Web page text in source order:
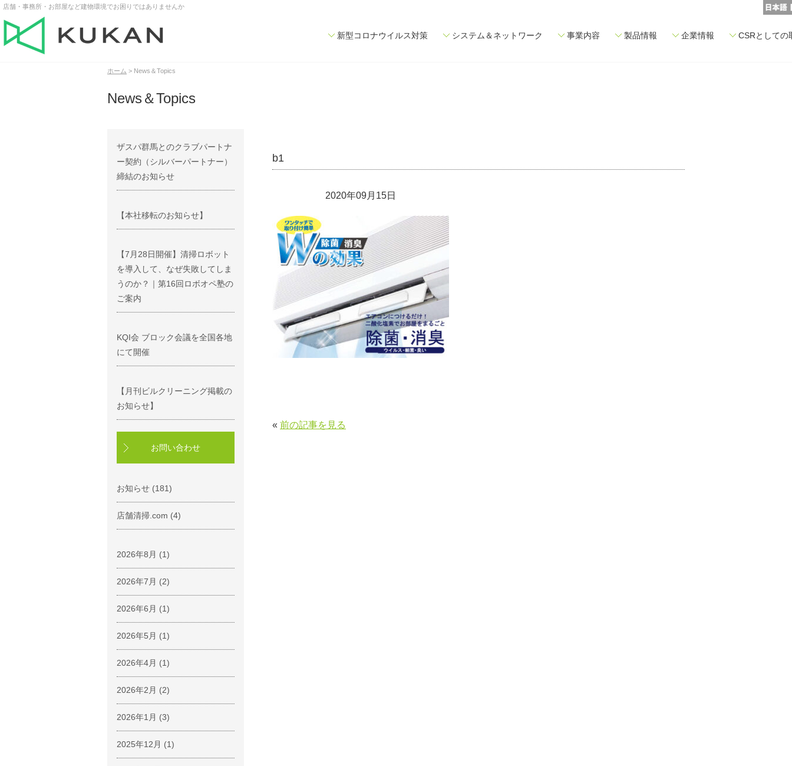
店舗・事務所・お部屋など建物環境でお困りではありませんか
新型コロナウイルス対策 システム＆ネットワーク 事業内容 製品情報 企業情報 CSRとしての
ホーム > News＆Topics
News＆Topics
b1
2020年09月15日
« 前の記事を見る
ザスパ群馬とのクラブパートナ
ー契約（シルバーパートナー）
締結のお知らせ
【本社移転のお知らせ】
【7月28日開催】清掃ロボット
を導入して、なぜ失敗してしま
うのか？｜第16回ロボオペ塾の
ご案内
KQI会 ブロック会議を全国各地
にて開催
【月刊ビルクリーニング掲載の
お知らせ】
お問い合わせ
お知らせ (181)
店舗清掃.com (4)
2026年8月 (1)
2026年7月 (2)
2026年6月 (1)
2026年5月 (1)
2026年4月 (1)
2026年2月 (2)
2026年1月 (3)
2025年12月 (1)